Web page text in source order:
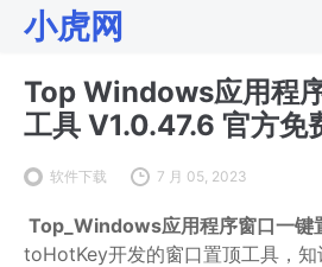
小虎网
Top Windows应用程
工具 V1.0.47.6 官方免
软件下载 7 月 05, 2023
Top_Windows应用程序窗口一键
toHotKey开发的窗口置顶工具，